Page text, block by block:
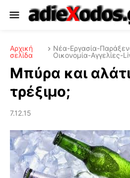
Αρχική
σελίδα
Νέα-Εργασία-
Οικονομία-Αγγελίες-
Μπύρα και
τρέξιμο;
7.12.15